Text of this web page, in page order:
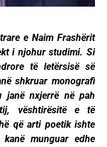
e Naim Frashërit
i njohur studimi. Si
të letërsisë së
shkruar monografi
janë nxjerrë në pah
vështirësitë e të
që arti poetik ishte
munguar edhe